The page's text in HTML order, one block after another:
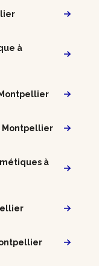
à
Montpellier
à